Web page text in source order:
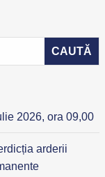
2026, ora 09,00
arderii